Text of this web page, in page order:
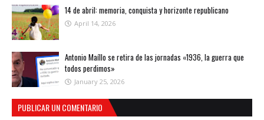
14 de abril: memoria, conquista y horizonte republicano
April 14, 2026
Antonio Maíllo se retira de las jornadas «1936, la guerra que
todos perdimos»
January 25, 2026
PUBLICAR UN COMENTARIO